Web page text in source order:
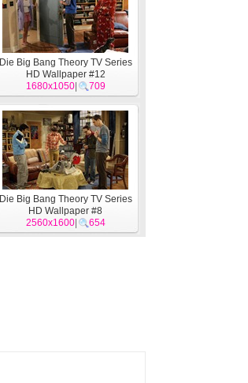
Die Big Bang Theory TV Series
HD Wallpaper #12
1680x1050| 709
Die Big Bang Theory TV Series
HD Wallpaper #8
2560x1600| 654